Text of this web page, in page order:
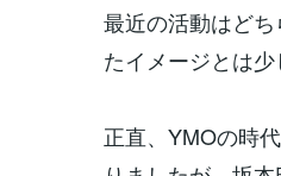
最近の活動はど
たイメージとは
正直、YMOの時